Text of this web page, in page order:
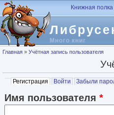
Перейти к основному содержанию
Много книг
Книжная полка
Вы здесь
Главная » Учётная запись пользователя
Главные вкладки
Регистрация (активная вкладка)
Войти Забыли
Имя пользователя *